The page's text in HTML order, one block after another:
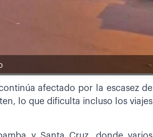
afectado por la escasez de
lo que dificulta incluso los viajes